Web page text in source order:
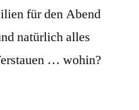
für den Abend
natürlich alles
… wohin?